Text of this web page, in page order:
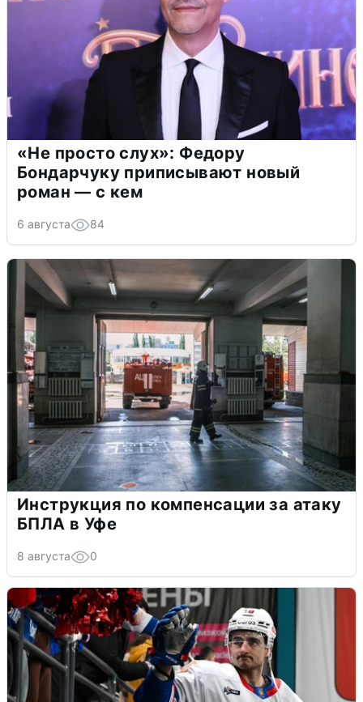
«Не просто слух»: Федору
Бондарчуку приписывают новый
роман — с кем
6 августа 84
Инструкция по компенсации за атаку
БПЛА в Уфе
8 августа 0